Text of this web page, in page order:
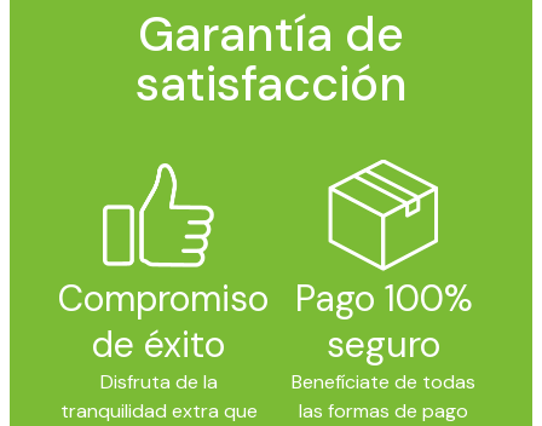
Garantía de
satisfacción
Compromiso
de éxito
Disfruta de la
tranquilidad extra que
Pago 100%
seguro
Benefíciate de todas
las formas de pago